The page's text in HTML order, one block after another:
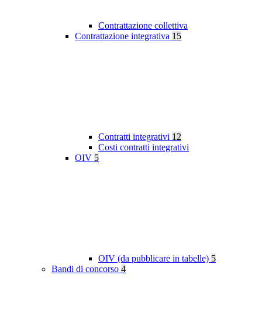
Contrattazione collettiva
Contrattazione integrativa 15
Contratti integrativi 12
Costi contratti integrativi
OIV 5
OIV (da pubblicare in tabelle) 5
Bandi di concorso 4